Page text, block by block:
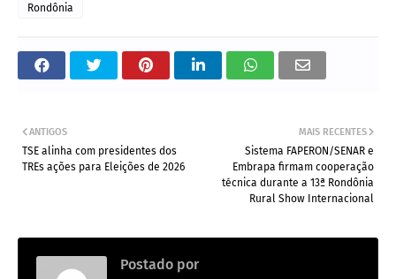
Rondônia
MAIS RECENTES
Sistema FAPERON/SENAR e
Embrapa firmam cooperação
técnica durante a 13ª Rondônia
Rural Show Internacional
ANTIGOS
TSE alinha com presidentes dos
TREs ações para Eleições de 2026
Postado por